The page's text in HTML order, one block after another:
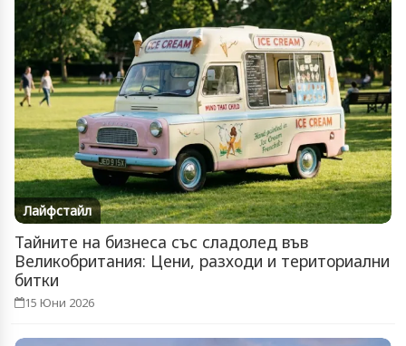
Лайфстайл
Тайните на бизнеса със сладолед във
Великобритания: Цени, разходи и териториални
битки
15 Юни 2026